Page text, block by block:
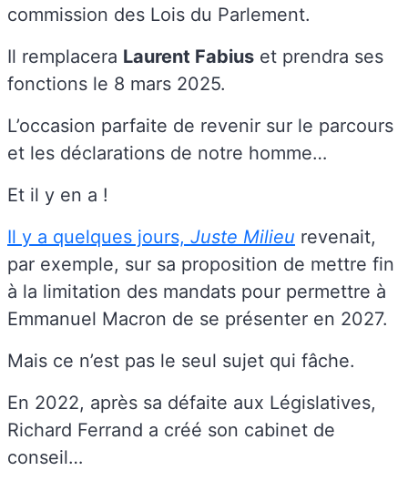
commission des Lois du Parlement.
Il remplacera Laurent Fabius et prendra ses
fonctions le 8 mars 2025.
L’occasion parfaite de revenir sur le parcours
et les déclarations de notre homme…
Et il y en a !
Il y a quelques jours, Juste Milieu revenait,
par exemple, sur sa proposition de mettre fin
à la limitation des mandats pour permettre à
Emmanuel Macron de se présenter en 2027.
Mais ce n’est pas le seul sujet qui fâche.
En 2022, après sa défaite aux Législatives,
Richard Ferrand a créé son cabinet de
conseil…